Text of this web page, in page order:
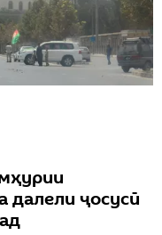
далели ҷосусӣ